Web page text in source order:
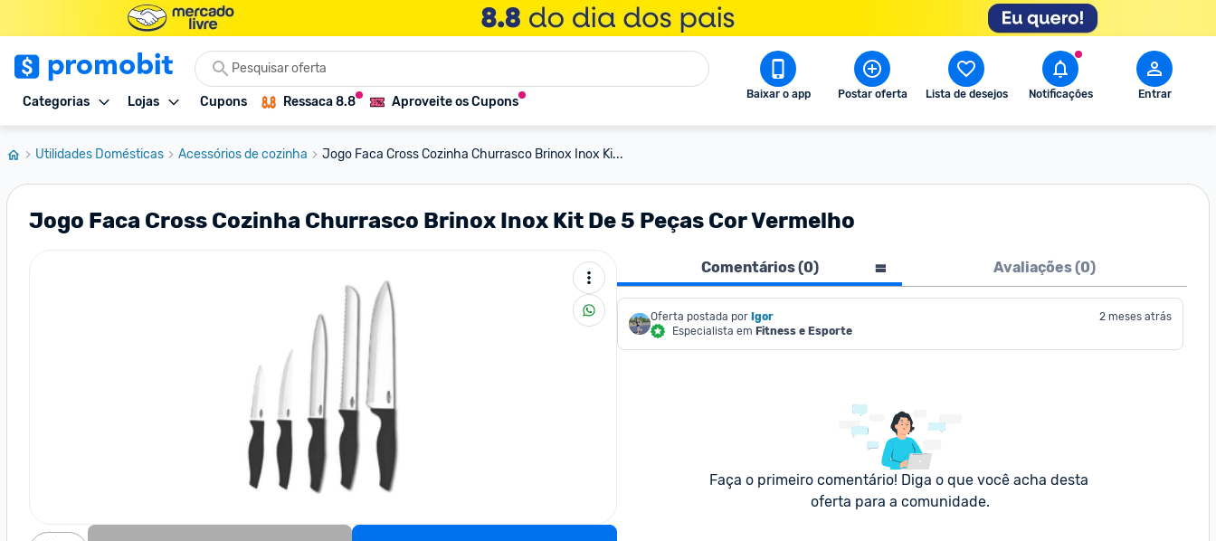
Categorias Lojas Cupons Ressaca 8.8 Aproveite os Cupons Baixar o app Postar oferta Lista de desejos Notificações Entrar
Utilidades Domésticas Acessórios de cozinha Jogo Faca Cross Cozinha Churrasco Brinox Inox Ki...
Jogo Faca Cross Cozinha Churrasco Brinox Inox Kit De 5 Peças Cor Vermelho
Comentários (0) Avaliações (0)
Oferta postada por Igor
Especialista em Fitness e Esporte
2 meses atrás
Faça o primeiro comentário! Diga o que você acha desta
oferta para a comunidade.